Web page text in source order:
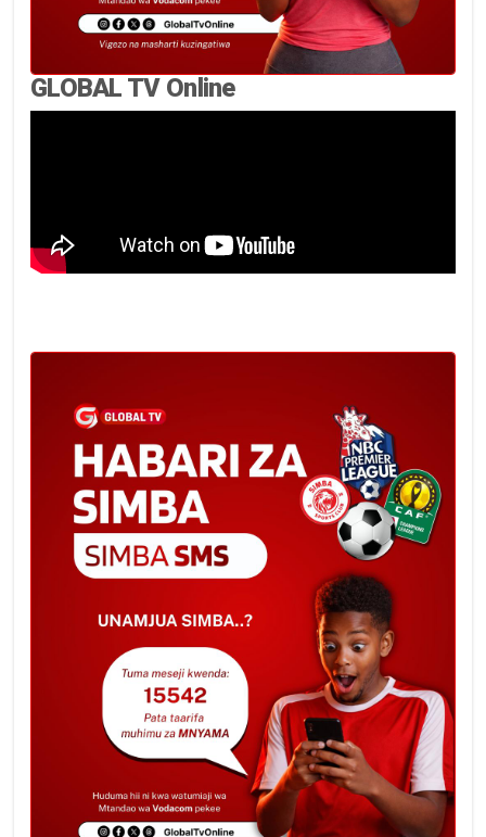
GLOBAL TV Online